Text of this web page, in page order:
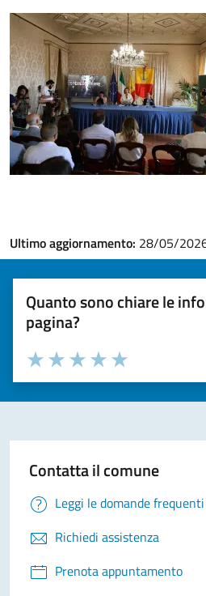
Ultimo aggiornamento: 28/05/
Quanto sono chiare le
pagina?
Valuta la chiarezza delle informazioni
Seleziona il numero di stelle
Valuta 5 stelle
Valuta 4 stelle su 5
Valuta 3 stelle su 5
Valuta 2 stelle su 5
Valuta 1 stelle su 5
Contatta il comune
Leggi le domande frequenti
Richiedi assistenza
Prenota appuntamento